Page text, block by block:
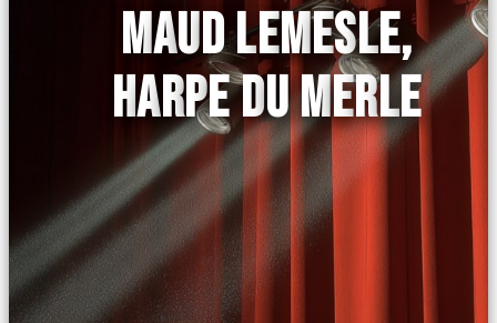
MAUD LEMESLE,
HARPE DU MERLE